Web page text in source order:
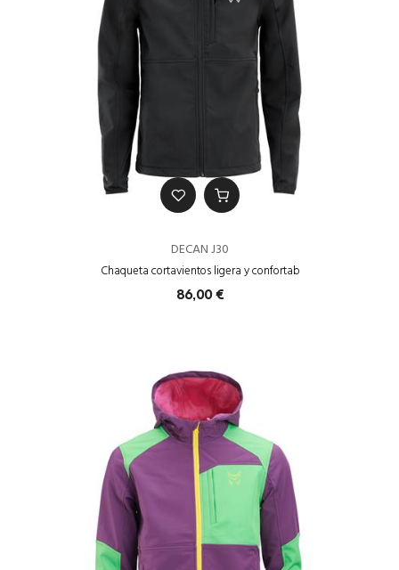
DECAN J30
Chaqueta cortavientos ligera y confortab
86,00 €